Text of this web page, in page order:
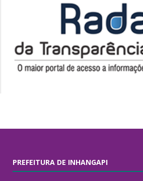
PREFEITURA DE INHANGAPI